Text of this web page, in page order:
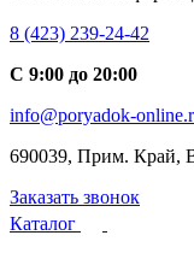
8 (423) 239-24-42
С 9:00 до 20:00
info@poryadok-
690039, Прим. Край,
Заказать звонок
Каталог